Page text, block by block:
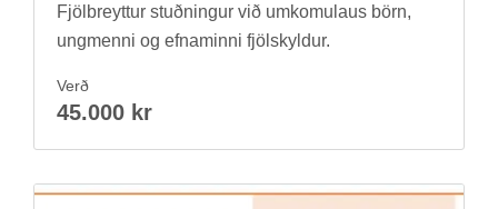
Fjöl­breytt­ur stuðn­ing­ur við um­komu­laus börn,
ung­menni og efnam­inni fjöl­skyld­ur.
Verð
45.000 kr